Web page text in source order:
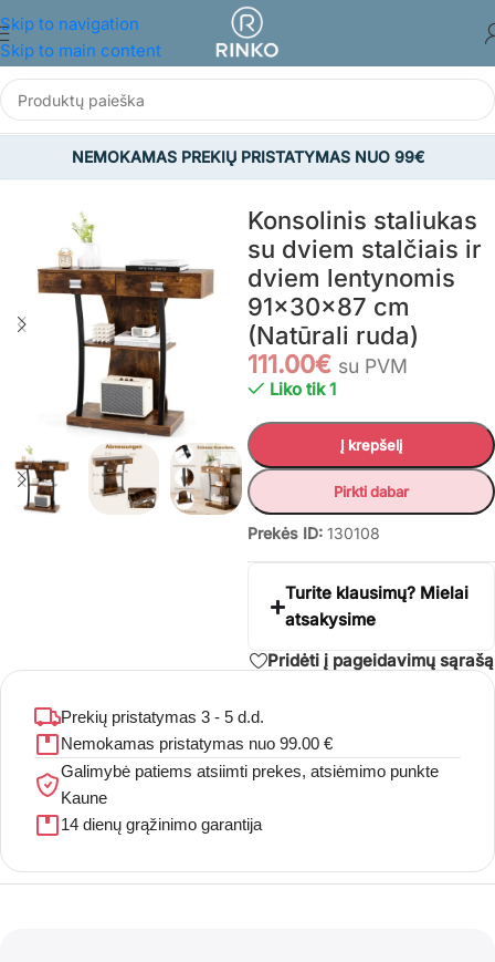
Skip to navigation
Skip to main content
NEMOKAMAS PREKIŲ PRISTATYMAS NUO 99€
BALDAI/Prieškambario baldai /Konsoliniai stalai
Konsolinis staliukas
su dviem stalčiais ir
dviem lentynomis
91x30x87 cm
(Natūrali ruda)
111.00€ su PVM
Liko tik 1
Į krepšelį
Pirkti dabar
Prekės ID: 130108
Turite klausimų? Mielai
atsakysime
Pridėti į pageidavimų sąrašą
Prekių pristatymas 3 - 5 d.d.
Nemokamas pristatymas nuo 99.00 €
Galimybė patiems atsiimti prekes, atsiėmimo punkte
Kaune
14 dienų grąžinimo garantija